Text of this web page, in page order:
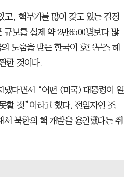
고, 핵무기를 많이 갖고 있는 김정
모를 실제 약 2만8500명보다 많
도움을 받는 한국이 호르무즈 해
한 것이다.
냈다면서 “어떤 (미국) 대통령이 일
할 것”이라고 했다. 전임자인 조
북한의 핵 개발을 용인했다는 취